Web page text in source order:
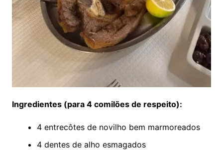
Ingredientes (para 4 comilões de respeito):
4 entrecôtes de novilho bem marmoreados
4 dentes de alho esmagados